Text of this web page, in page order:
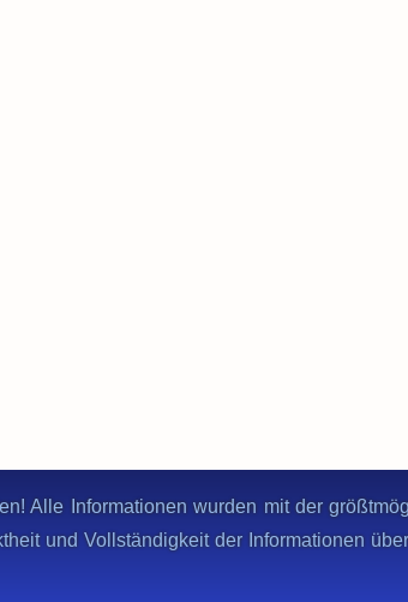
Alle Informationen wurden mit der
und Vollständigkeit der Informationen